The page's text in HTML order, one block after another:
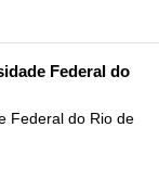
Federal do
Federal do Rio de